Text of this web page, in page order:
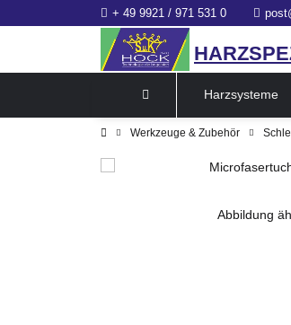
+ 49 9921 / 971 531 0
Harzsysteme
Werkzeuge & Zubehör
Abbildung